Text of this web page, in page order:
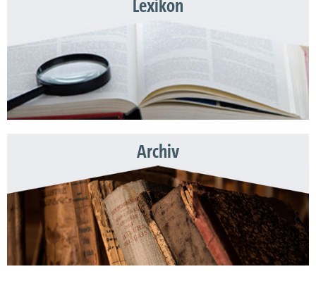
Lexikon
Archiv